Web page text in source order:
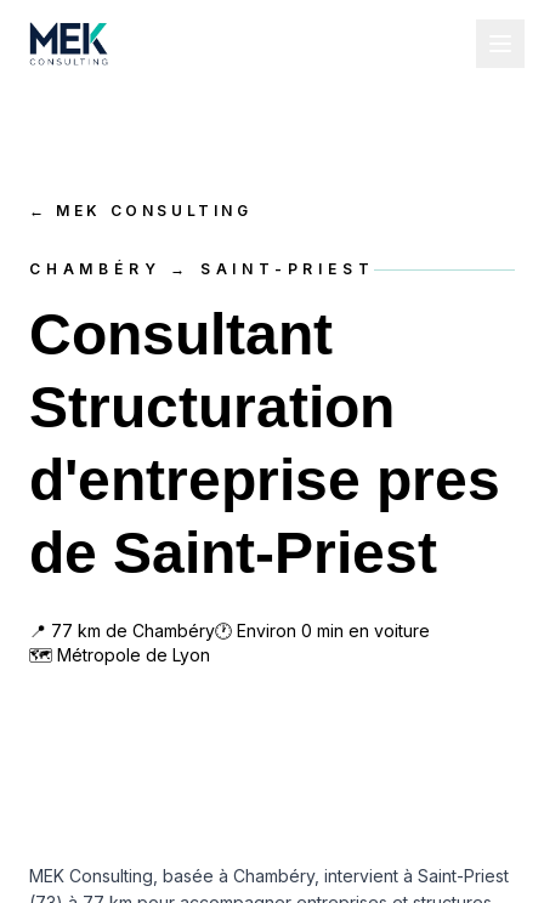
← MEK CONSULTING
CHAMBÉRY → SAINT-PRIEST
Consultant
Structuration
d'entreprise pres
de Saint-Priest
📍 77 km de Chambéry🕐 Environ 0 min en voiture
🗺 Métropole de Lyon
MEK Consulting, basée à Chambéry, intervient à Saint-Priest